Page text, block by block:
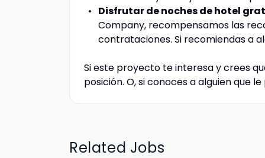
Disfrutar de noches de hotel
Company, recompensamos las
contrataciones. Si recomiendas a
Si este proyecto te interesa y crees
posición. O, si conoces a alguien que
Related Jobs